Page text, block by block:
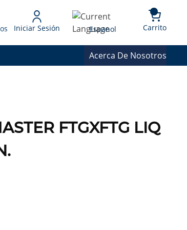
Iniciar Sesión Language
Espanol Carrito{0}
Acerca De Nosotros
FTGXFTG LIQ